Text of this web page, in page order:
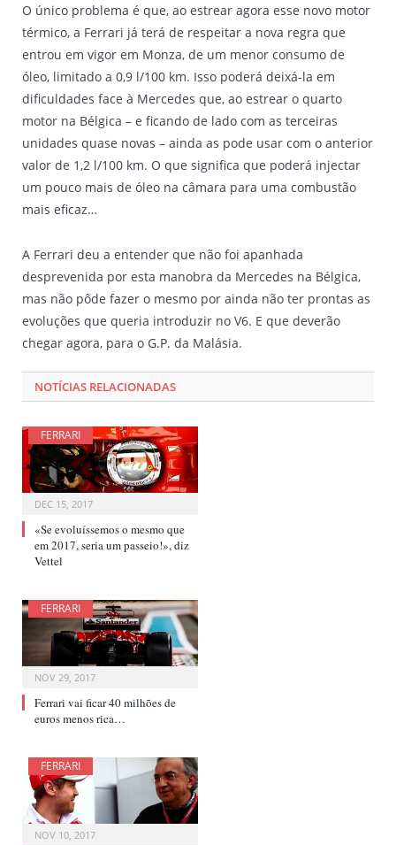
O único problema é que, ao estrear agora esse novo motor
térmico, a Ferrari já terá de respeitar a nova regra que
entrou em vigor em Monza, de um menor consumo de
óleo, limitado a 0,9 l/100 km. Isso poderá deixá-la em
dificuldades face à Mercedes que, ao estrear o quarto
motor na Bélgica – e ficando de lado com as terceiras
unidades quase novas – ainda as pode usar com o anterior
valor de 1,2 l/100 km. O que significa que poderá injectar
um pouco mais de óleo na câmara para uma combustão
mais eficaz…
A Ferrari deu a entender que não foi apanhada
desprevenida por esta manobra da Mercedes na Bélgica,
mas não pôde fazer o mesmo por ainda não ter prontas as
evoluções que queria introduzir no V6. E que deverão
chegar agora, para o G.P. da Malásia.
NOTÍCIAS RELACIONADAS
FERRARI
DEC 15, 2017
«Se evoluíssemos o mesmo que
em 2017, seria um passeio!», diz
Vettel
FERRARI
NOV 29, 2017
Ferrari vai ficar 40 milhões de
euros menos rica…
FERRARI
NOV 10, 2017